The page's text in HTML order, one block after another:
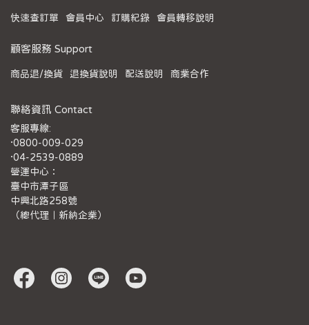
快速查訂單 會員中心 訂購紀錄 會員轉移說明
顧客服務 Support
商品退/換貨 退換貨說明 配送說明 商業合作
聯絡資訊 Contact
客服專線:
·0800-009-029
·04-2539-0889
營運中心：
臺中市潭子區
中興北路258號
（總代理｜新納企業）